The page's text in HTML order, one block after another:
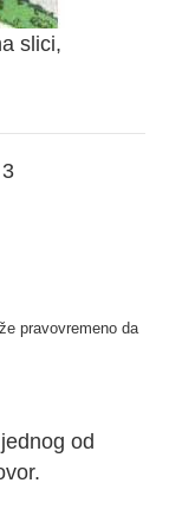
slici,
pravovremeno da
od